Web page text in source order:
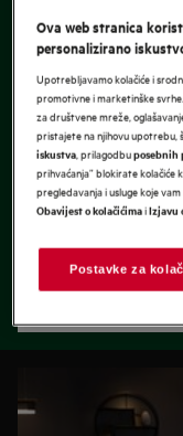
Naši
modeli. Odlikuju se i
reciklirane plastike i
savjetima vodi do
smanjujući pritom
Ova web stranica
personalizirano
Upotrebljavamo kolačiće i
promotivne i marketinške
za društvene mreže,
pristajete na njihovu upotrebu,
iskustva, prilagodbuposebnih
prihvaćanja” blokirate kolačiće
pregledavanja i usluge koje
Obavijest o kolačićimaiIzjavu
Postavke za